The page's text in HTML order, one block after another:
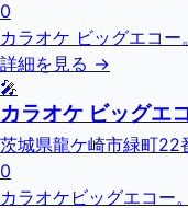
0
カラオケ ビッグエコー
詳細を見る →
🎤
カラオケ ビッグエ
茨城県龍ケ崎市緑町22
0
カラオケビッグエコー